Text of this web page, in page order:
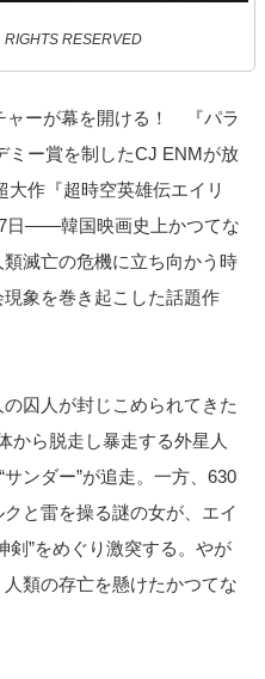
RESERVED
ャーが幕を開ける！ 『パラ
ミー賞を制したCJ ENMが放
作『超時空英雄伝エイリ
日――韓国映画史上かつてな
滅亡の危機に立ち向かう時
象を巻き起こした話題作
囚人が封じこめられてきた
から脱走し暴走する外星人
サンダー”が追走。一方、630
と雷を操る謎の女が、エイ
剣”をめぐり激突する。やが
類の存亡を懸けたかつてな